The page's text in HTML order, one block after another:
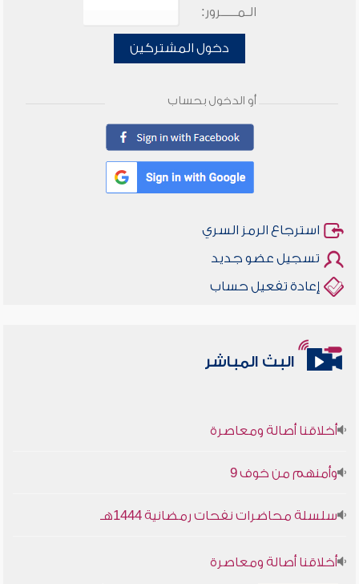
الـمـــــرور:
دخول المشتركين
أو الدخول بحساب
استرجاع الرمز السري
تسجيل عضو جديد
إعادة تفعيل حساب
البث المباشر
أخلاقنا أصالة ومعاصرة
وأمنهم من خوف 9
سلسلة محاضرات نفحات رمضانية 1444هـ
أخلاقنا أصالة ومعاصرة